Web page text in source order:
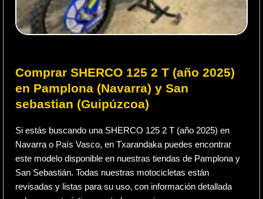
Comprar SHERCO 125 2 T (año 2025)
en Pamplona (Navarra) y San
sebastian (Guipúzcoa)
Si estás buscando una SHERCO 125 2 T (año 2025) en
Navarra o País Vasco, en Txarandaka puedes encontrar
este modelo disponible en nuestras tiendas de Pamplona y
San Sebastián. Todas nuestras motocicletas están
revisadas y listas para su uso, con información detallada